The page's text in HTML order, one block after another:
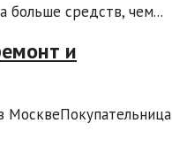
больше средств, чем...
и